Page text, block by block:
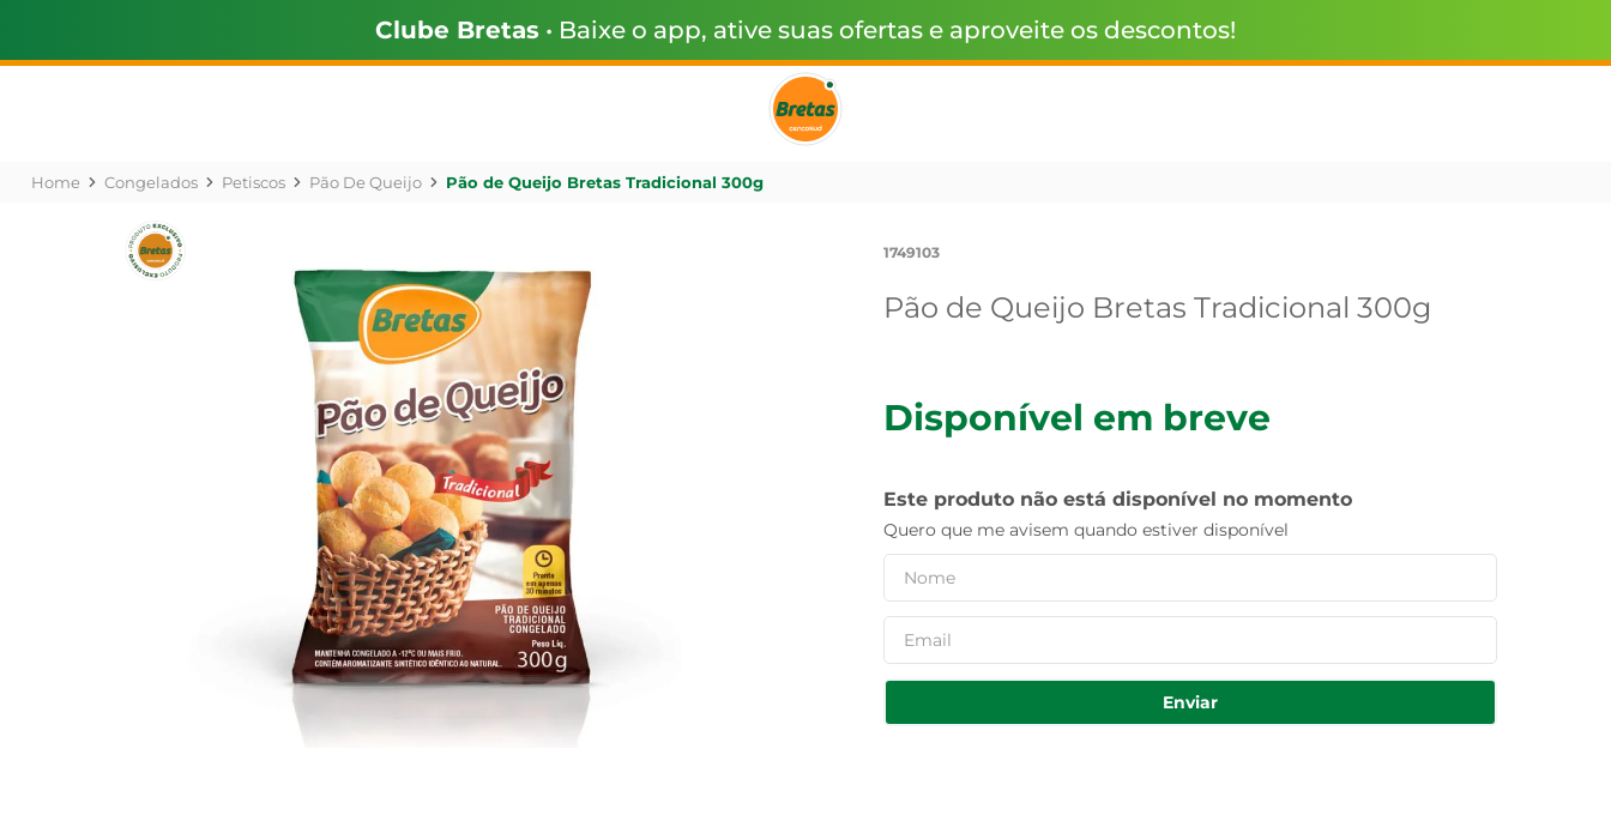
Clube Bretas • Baixe o app, ative suas ofertas e aproveite os descontos!
Congelados Petiscos Pão De Queijo Pão de Queijo Bretas Tradicional 300g
1749103
Pão de Queijo Bretas Tradicional 300g
Disponível em breve
Este produto não está disponível no momento
Quero que me avisem quando estiver disponível
Enviar